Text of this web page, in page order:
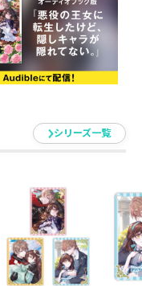
シリーズ一覧